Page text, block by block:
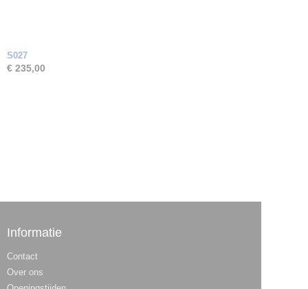
S027
€ 235,00
Informatie
Contact
Over ons